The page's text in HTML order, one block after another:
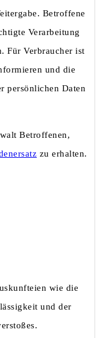
Betroffene
Verarbeitung
Für Verbraucher ist
und die
persönlichen Daten
Betroffenen,
zu erhalten.
wie die
und der